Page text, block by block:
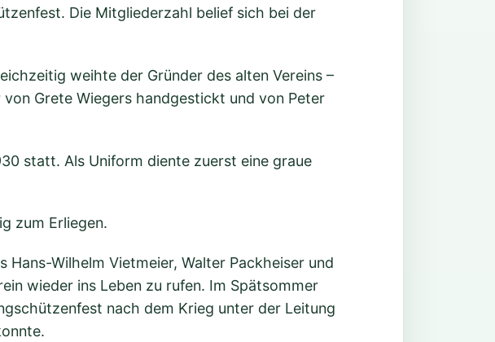
Die Mitgliederzahl belief sich bei der
weihte der Gründer des alten Vereins –
Grete Wiegers handgestickt und von Peter
statt. Als Uniform diente zuerst eine graue
zum Erliegen.
Wilhelm Vietmeier, Walter Packheiser und
wieder ins Leben zu rufen. Im Spätsommer
nach dem Krieg unter der Leitung